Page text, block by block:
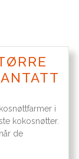
i
kokosnøtter.
de